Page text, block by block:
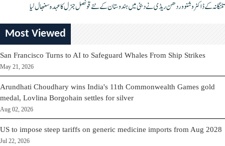
تلنگانہ کے ڈاکٹر وشنو وردھن ریڈی نے دبئی میں ہندوستان کے نئے قونصل جنرل کا عہدہ سنبھال لیا
Most Viewed
San Francisco Turns to AI to Safeguard Whales From Ship Strikes
May 21, 2026
Arundhati Choudhary wins India's 11th Commonwealth Games gold
medal, Lovlina Borgohain settles for silver
Aug 02, 2026
US to impose steep tariffs on generic medicine imports from Aug 2028
Jul 22, 2026